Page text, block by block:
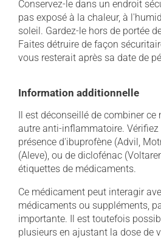
Conservez-le dans un endroit
pas exposé à la chaleur, à
soleil. Gardez-le hors de portée
Faites détruire de façon
vous resterait après sa date de
Information additionnelle
Il est déconseillé de combiner ce
autre anti-inflammatoire.
présence d'ibuprofène (Advil,
(Aleve), ou de diclofénac
étiquettes de médicaments.
Ce médicament peut interagir
médicaments ou suppléments,
importante. Il est toutefois
plusieurs en ajustant la dose de